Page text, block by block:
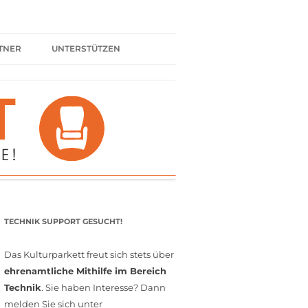
UNTERSTÜTZEN
SPENDEN
FÖRDERMITGLIED WERDEN
MITGLIEDSCHAFT
TECHNIK SUPPORT GESUCHT!
Das Kulturparkett freut sich stets über
ehrenamtliche Mithilfe im Bereich
Technik. Sie haben Interesse? Dann
melden Sie sich unter